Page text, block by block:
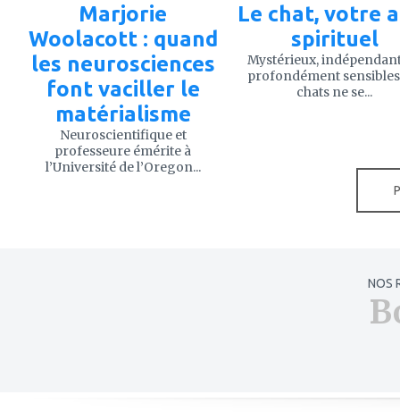
Marjorie
Woolacott : quand
les neurosciences
font vaciller le
matérialisme
Neuroscientifique et
professeure émérite à
l’Université de l’Oregon...
Le chat, votre
spirituel
Mystérieux,
profondément
chats ne se...
NOS